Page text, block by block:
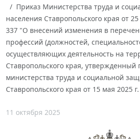
Приказ Министерства труда и
населения Ставропольского края от
337 "О внесений изменения в
профессий (должностей,
осуществляющих деятельность на
Ставропольского края, утвержденный
министерства труда и социальной
Ставропольского края от 15 мая 2025
11 октября 2025